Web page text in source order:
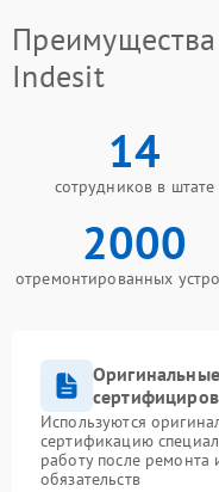
Indesit
14
сотрудников в штате
2000
отремонтированных
Используются
сертификацию
работу после
обязательств